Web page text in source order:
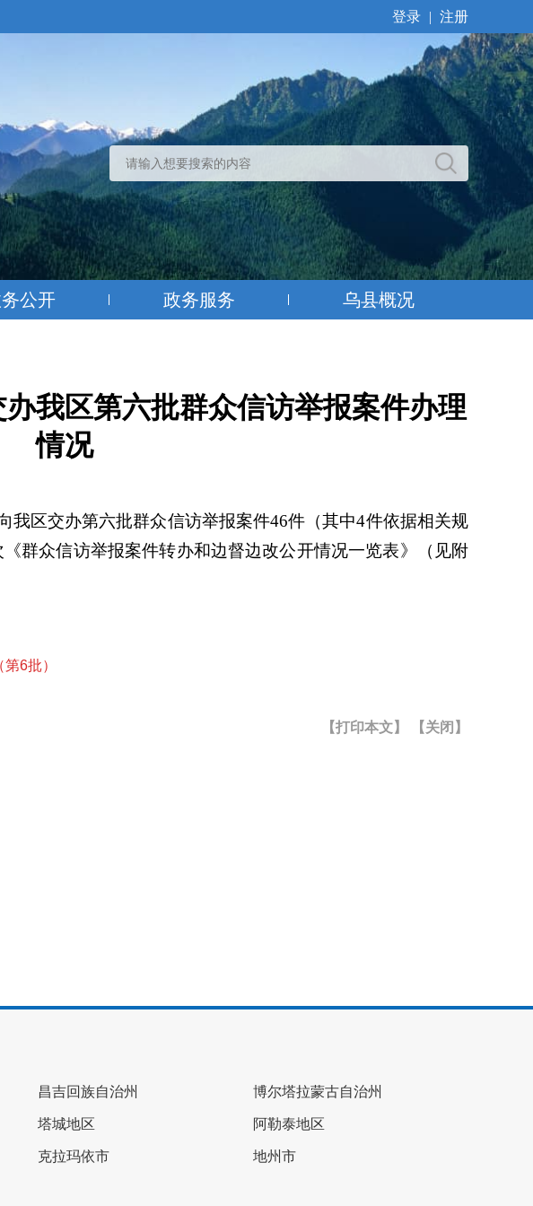
登录 | 注册
公开 政务服务 乌县概况
我区第六批群众信访举报案件办理
情况
区交办第六批群众信访举报案件46件（其中4件依据相关规
群众信访举报案件转办和边督边改公开情况一览表》（见附
6批）
【打印本文】 【关闭】
昌吉回族自治州 博尔塔拉蒙古自治州
塔城地区 阿勒泰地区
克拉玛依市 地州市